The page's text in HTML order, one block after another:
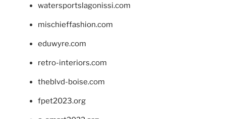
watersportslagonissi.com
mischieffashion.com
eduwyre.com
retro-interiors.com
theblvd-boise.com
fpet2023.org